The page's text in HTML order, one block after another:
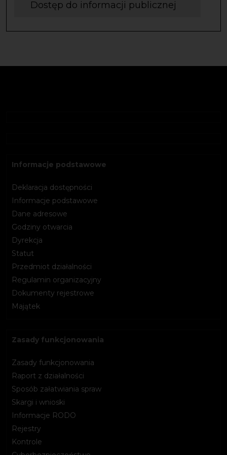
Dostęp do informacji publicznej
Informacje podstawowe
Deklaracja dostępności
Informacje podstawowe
Dane adresowe
Godziny otwarcia
Dyrekcja
Statut
Przedmiot działalności
Regulamin organizacyjny
Dokumenty rejestrowe
Majątek
Zasady funkcjonowania
Zasady funkcjonowania
Raport z działalności
Sposób załatwiania spraw
Skargi i wnioski
Informacje RODO
Rejestry
Kontrole